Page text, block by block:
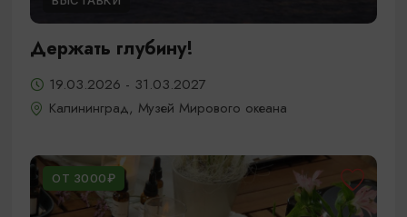
Держать глубину!
19.03.2026 - 31.03.2027
Калининград, Музей Мирового океана
ОТ 3000₽